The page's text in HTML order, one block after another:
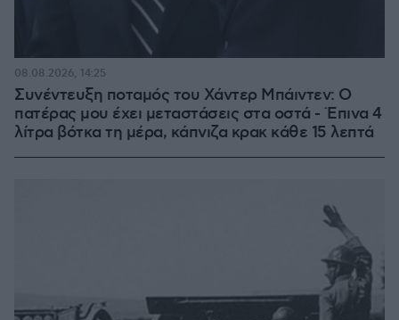
Συνέντευξη ποταμός του Χάντερ Μπάιντεν: Ο
πατέρας μου έχει μεταστάσεις στα οστά - Έπινα 4
λίτρα βότκα τη μέρα, κάπνιζα κρακ κάθε 15 λεπτά
08.08.2026, 14:25